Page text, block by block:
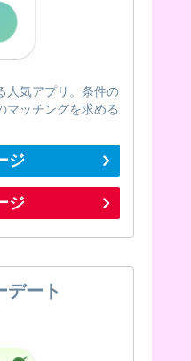
人気アプリ。条件の
マッチングを求める
ジ
ジ
デート